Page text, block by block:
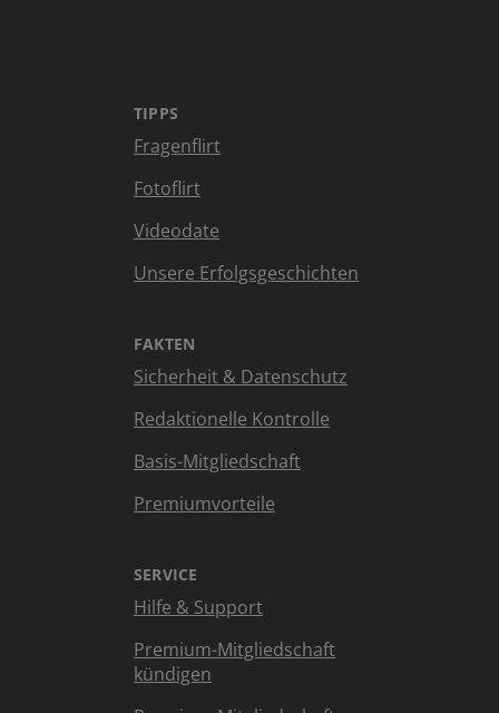
TIPPS
Fragenflirt
Fotoflirt
Videodate
Unsere Erfolgsgeschichten
FAKTEN
Sicherheit & Datenschutz
Redaktionelle Kontrolle
Basis-Mitgliedschaft
Premiumvorteile
SERVICE
Hilfe & Support
Premium-Mitgliedschaft
kündigen